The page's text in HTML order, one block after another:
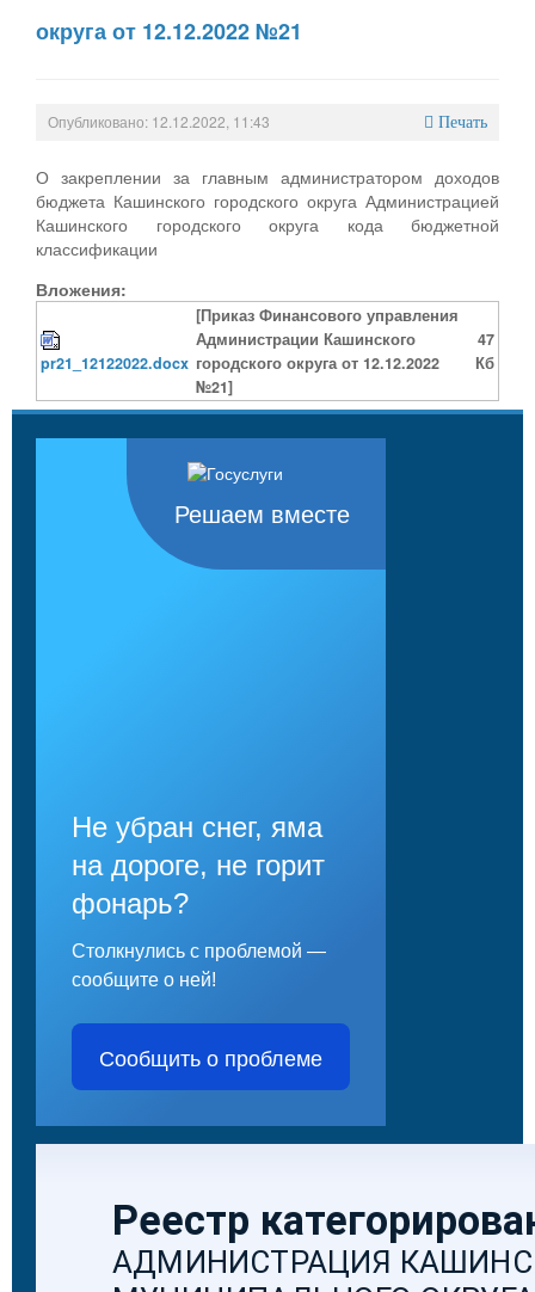
округа от 12.12.2022 №21
Опубликовано: 12.12.2022, 11:43 Печать
О закреплении за главным администратором доходов
бюджета Кашинского городского округа Администрацией
Кашинского городского округа кода бюджетной
классификации
Вложения:
pr21_12122022.docx
[Приказ Финансового управления
Администрации Кашинского
городского округа от 12.12.2022
№21]
47
Кб
Решаем вместе
Не убран снег, яма
на дороге, не горит
фонарь?
Столкнулись с проблемой —
сообщите о ней!
Сообщить о проблеме